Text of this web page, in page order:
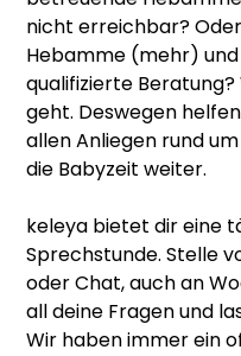
nicht erreichbar?
Hebamme (mehr)
qualifizierte
geht. Deswegen
allen Anliegen rund
die Babyzeit weiter.
keleya bietet dir eine
Sprechstunde. Stelle
oder Chat, auch an
all deine Fragen und
Wir haben immer ein